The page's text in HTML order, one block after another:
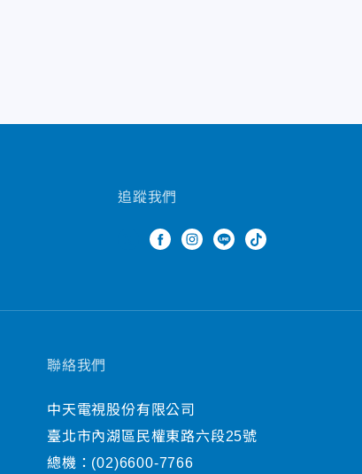
追蹤我們
聯絡我們
中天電視股份有限公司
臺北市內湖區民權東路六段25號
總機： (02)6600-7766